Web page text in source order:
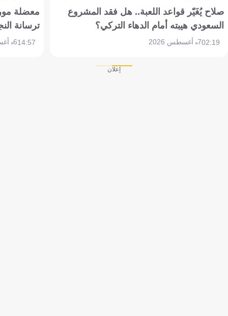
صلاح يُغَيّر قواعد اللعبة.. هل فقد المشروع
السعودي هيبته أمام الدهاء التركي؟
02:197 أغسطس 2026
معضلة
ترسانة
14:576 أغسطس 2026
إعلان